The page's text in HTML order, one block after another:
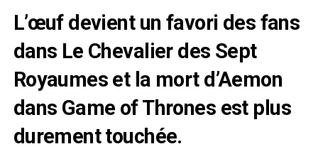
L’œuf devient un favori des fans
dans Le Chevalier des Sept
Royaumes et la mort d’Aemon
dans Game of Thrones est plus
durement touchée.